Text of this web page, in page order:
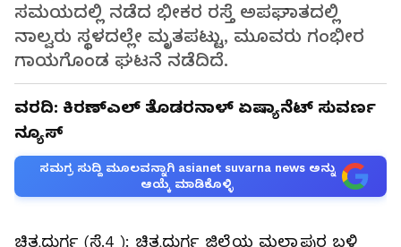
ಸಮಯದಲ್ಲಿ ನಡೆದ ಭೀಕರ ರಸ್ತೆ ಅಪಘಾತದಲ್ಲಿ
ನಾಲ್ವರು ಸ್ಥಳದಲ್ಲೇ ಮೃತಪಟ್ಟು, ಮೂವರು ಗಂಭೀರ
ಗಾಯಗೊಂಡ ಘಟನೆ ನಡೆದಿದೆ.
ವರದಿ: ಕಿರಣ್ಎಲ್ ತೊಡರನಾಳ್ ಏಷ್ಯಾನೆಟ್ ಸುವರ್ಣ
ನ್ಯೂಸ್
ಸಮಗ್ರ ಸುದ್ದಿ ಮೂಲವನ್ನಾಗಿ asianet suvarna news ಅನ್ನು
ಆಯ್ಕೆ ಮಾಡಿಕೊಳ್ಳಿ
ಚಿತ್ರದುರ್ಗ (ಸೆ.4 ): ಚಿತ್ರದುರ್ಗ ಜಿಲ್ಲೆಯ ಮಲ್ಲಾಪುರ ಬಳಿ